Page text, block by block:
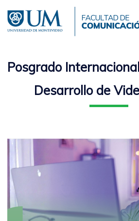
contenido
principal
Posgrado
Desarrollo de